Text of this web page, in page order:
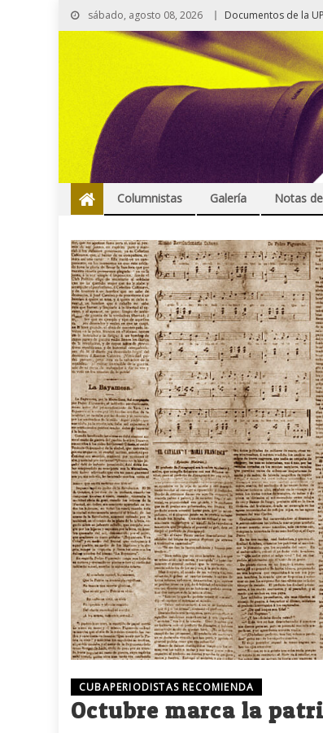
sábado, agosto 08, 2026 Documentos de la
Columnistas Galería Notas
CUBAPERIODISTAS RECOMIENDA
Octubre marca la